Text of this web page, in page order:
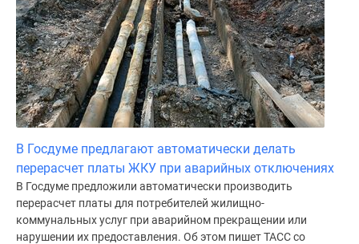
В Госдуме предлагают автоматически делать
перерасчет платы ЖКУ при аварийных отключениях
В Госдуме предложили автоматически производить
перерасчет платы для потребителей жилищно-
коммунальных услуг при аварийном прекращении или
нарушении их предоставления. Об этом пишет ТАСС со